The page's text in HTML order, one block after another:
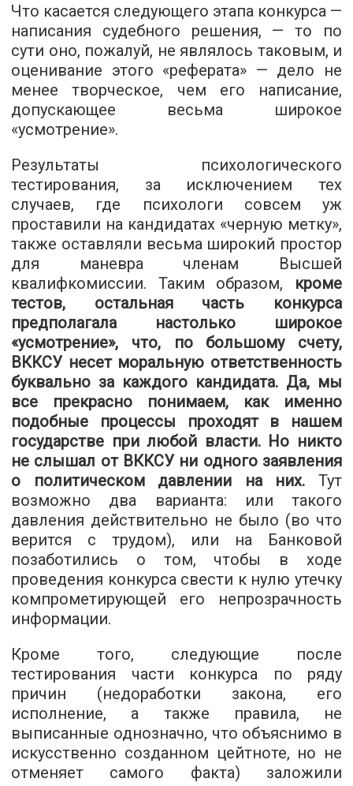
Что касается следующего этапа конкурса —
написания судебного решения, — то по
сути оно, пожалуй, не являлось таковым, и
оценивание этого «реферата» — дело не
менее творческое, чем его написание,
допускающее весьма широкое
«усмотрение».
Результаты психологического
тестирования, за исключением тех
случаев, где психологи совсем уж
проставили на кандидатах «черную метку»,
также оставляли весьма широкий простор
для маневра членам Высшей
квалифкомиссии. Таким образом, кроме
тестов, остальная часть конкурса
предполагала настолько широкое
«усмотрение», что, по большому счету,
ВККСУ несет моральную ответственность
буквально за каждого кандидата. Да, мы
все прекрасно понимаем, как именно
подобные процессы проходят в нашем
государстве при любой власти. Но никто
не слышал от ВККСУ ни одного заявления
о политическом давлении на них. Тут
возможно два варианта: или такого
давления действительно не было (во что
верится с трудом), или на Банковой
позаботились о том, чтобы в ходе
проведения конкурса свести к нулю утечку
компрометирующей его непрозрачность
информации.
Кроме того, следующие после
тестирования части конкурса по ряду
причин (недоработки закона, его
исполнение, а также правила, не
выписанные однозначно, что объяснимо в
искусственно созданном цейтноте, но не
отменяет самого факта) заложили